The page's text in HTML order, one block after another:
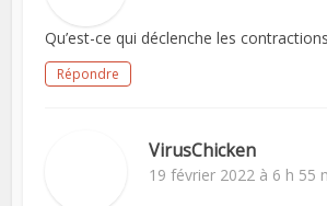
Qu’est-ce qui déclenche les
Répondre
VirusChicken
19 février 2022 à 6 h 55